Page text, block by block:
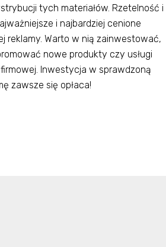
tych materiałów. Rzetelność i
i najbardziej cenione
reklamy. Warto w nią zainwestować,
nowe produkty czy usługi
Inwestycja w sprawdzoną
zawsze się opłaca!